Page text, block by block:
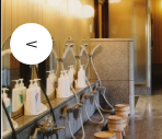
ค
ง
ร
ฮิ
จุดห
ร
อีเว้